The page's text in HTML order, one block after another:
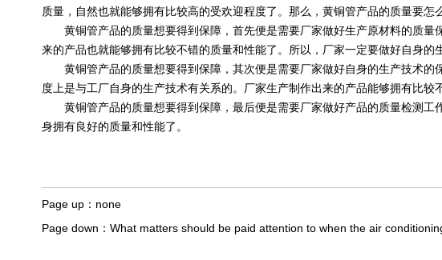
质量，自然也就能够拥有比较高的受欢迎程度了。那么，黄铜管产品的质量要怎
黄铜管产品的质量想要得到保障，首先便是需要厂家做好生产原材料的质量
来的产品也就能够拥有比较不错的质量和性能了。所以，厂家一定要做好自身的
黄铜管产品的质量想要得到保障，其次便是需要厂家做好自身的生产技术的
度上是与工厂自身的生产技术有关系的。厂家生产制作出来的产品能够拥有比较
黄铜管产品的质量想要得到保障，最后便是需要厂家做好产品的质量检测工
身拥有良好的质量和性能了。
Page up： none
Page down： What matters should be paid attention to when the air